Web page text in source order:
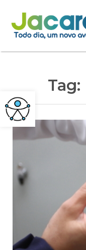
Pular
para
o
Tag: